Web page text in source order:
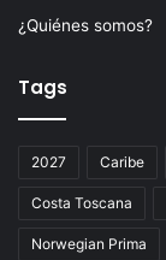
¿Quiénes somos?
Tags
2027 Caribe
Costa Toscana
Norwegian Prima